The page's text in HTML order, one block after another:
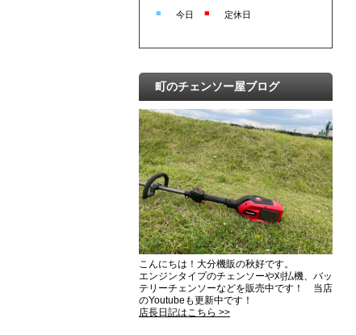
■ 今日 ■ 定休日
町のチェンソー屋ブログ
こんにちは！大分機販の秋好です。
エンジンタイプのチェンソーや刈払機、バッ
テリーチェンソーなどを販売中です！ 当店
のYoutubeも更新中です！
店長日記はこちら >>